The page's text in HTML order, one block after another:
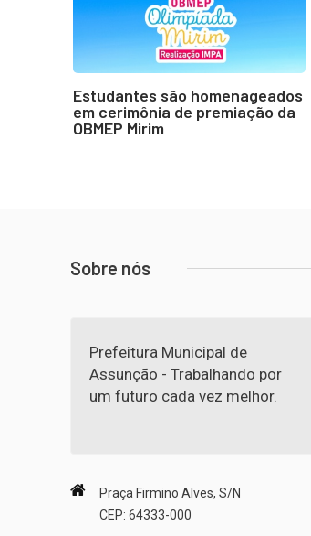
Estudantes são homenageados
em cerimônia de premiação da
OBMEP Mirim
Sobre nós
Prefeitura Municipal de
Assunção - Trabalhando por
um futuro cada vez melhor.
Praça Firmino Alves, S/N
CEP: 64333-000